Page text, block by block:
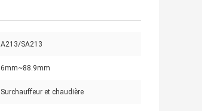
A213/SA213
6mm~88.9mm
Surchauffeur et chaudière